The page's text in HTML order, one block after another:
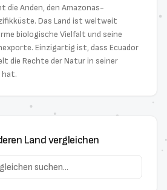
die Anden, den Amazonas-
Das Land ist weltweit
biologische Vielfalt und seine
Einzigartig ist, dass Ecuador
die Rechte der Natur in seiner
hat.
Land vergleichen